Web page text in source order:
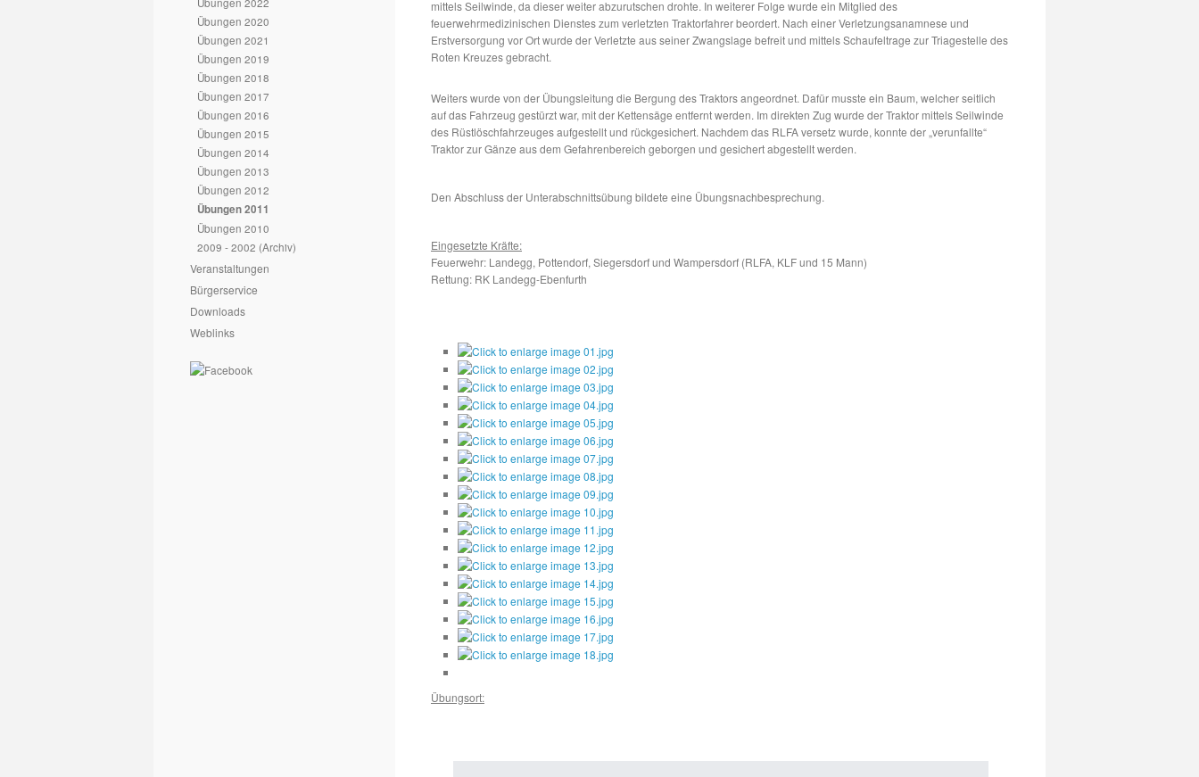
Übungen 2020
Übungen 2021
Übungen 2019
Übungen 2018
Übungen 2017
Übungen 2016
Übungen 2015
Übungen 2014
Übungen 2013
Übungen 2012
Übungen 2011
Übungen 2010
2009 - 2002 (Archiv)
Veranstaltungen
Bürgerservice
Downloads
Weblinks
mittels Seilwinde, da dieser weiter abzurutschen drohte. In weiterer Folge wurde ein Mitglied des
feuerwehrmedizinischen Dienstes zum verletzten Traktorfahrer beordert. Nach einer Verletzungsanamnese und
Erstversorgung vor Ort wurde der Verletzte aus seiner Zwangslage befreit und mittels Schaufeltrage zur Triagestelle des
Roten Kreuzes gebracht.
Weiters wurde von der Übungsleitung die Bergung des Traktors angeordnet. Dafür musste ein Baum, welcher seitlich
auf das Fahrzeug gestürzt war, mit der Kettensäge entfernt werden. Im direkten Zug wurde der Traktor mittels Seilwinde
des Rüstlöschfahrzeuges aufgestellt und rückgesichert. Nachdem das RLFA versetz wurde, konnte der „verunfallte“
Traktor zur Gänze aus dem Gefahrenbereich geborgen und gesichert abgestellt werden.
Den Abschluss der Unterabschnittsübung bildete eine Übungsnachbesprechung.
Eingesetzte Kräfte:
Feuerwehr: Landegg, Pottendorf, Siegersdorf und Wampersdorf (RLFA, KLF und 15 Mann)
Rettung: RK Landegg-Ebenfurth
Übungsort: